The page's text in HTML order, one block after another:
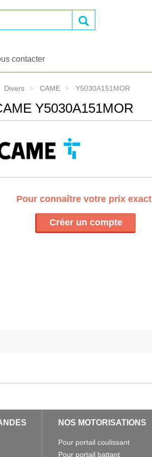
contacter
Divers CAME Y5030A151MOR
Y5030A151MOR
Pour connaître votre prix
Créer un compte
NOS MOTORISATIONS
Pour portail coulissant
Pour portail battant